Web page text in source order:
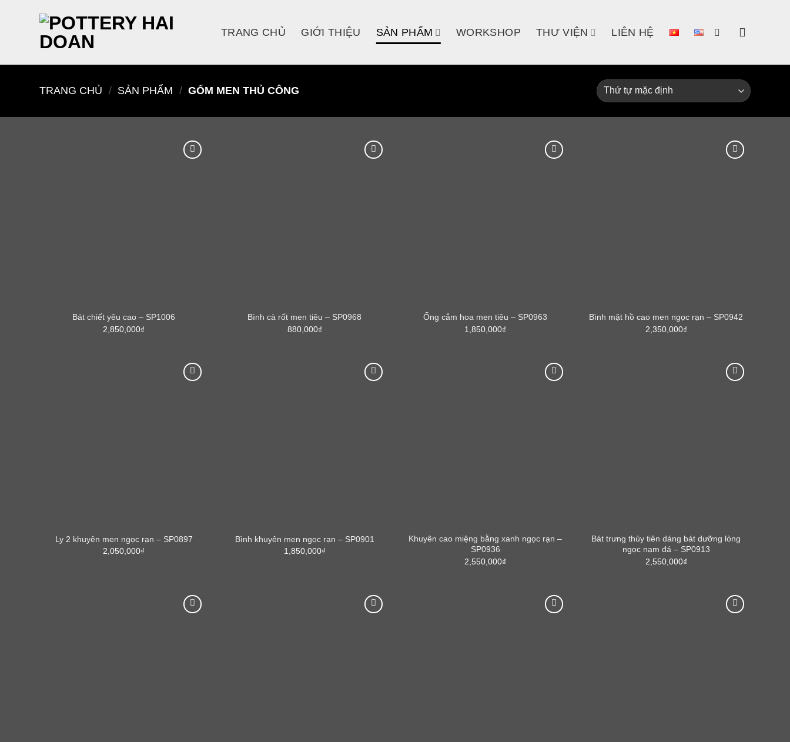
TRANG CHỦ GIỚI THIỆU SẢN PHẨM WORKSHOP THƯ VIỆN LIÊN HỆ
TRANG CHỦ / SẢN PHẨM / GỐM MEN THỦ CÔNG
Bát chiết yêu cao – SP1006
2,850,000₫
Bình cà rốt men tiêu – SP0968
880,000₫
Ống cắm hoa men tiêu – SP0963
1,850,000₫
Bình mặt hồ cao men ngọc rạn – SP0942
2,350,000₫
Ly 2 khuyên men ngọc rạn – SP0897
2,050,000₫
Bình khuyên men ngọc rạn – SP0901
1,850,000₫
Khuyên cao miệng bằng xanh ngọc rạn –
SP0936
2,550,000₫
Bát trưng thủy tiên dáng bát dưỡng lòng
ngọc nạm đá – SP0913
2,550,000₫